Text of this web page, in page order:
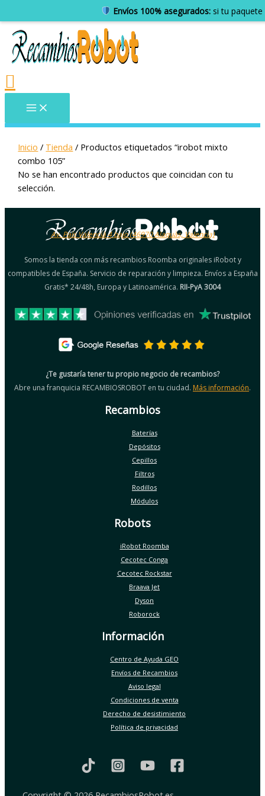
Envíos 100% asegurados:si tu paquete
Inicio / Tienda / Productos etiquetados “irobot mixto
combo 105”
No se han encontrado productos que coincidan con tu
selección.
Av. País Valencià 4 bajo (46970 Alaquàs, Valencia)
Somos la tienda con más recambios Roomba originales iRobot y
compatibles de España. Servicio de reparación y limpieza. Envíos a España
Gratis* 24/48h, Europa y Latinoamérica. RII-PyA 3004
¿Te gustaría tener tu propio negocio de recambios?
Abre una franquicia RECAMBIOSROBOT en tu ciudad. Más información.
Recambios
Baterías
Depósitos
Cepillos
Filtros
Rodillos
Módulos
Robots
iRobot Roomba
Cecotec Conga
Cecotec Rockstar
Braava Jet
Dyson
Roborock
Información
Centro de Ayuda GEO
Envíos de Recambios
Aviso legal
Condiciones de venta
Derecho de desistimiento
Política de privacidad